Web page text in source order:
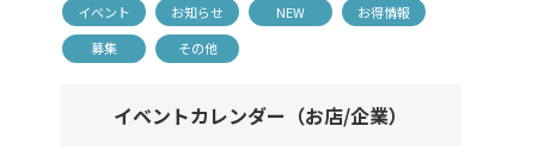
イベント お知らせ NEW
お得情報
募集
その他
イベントカレンダー（お店/企業）